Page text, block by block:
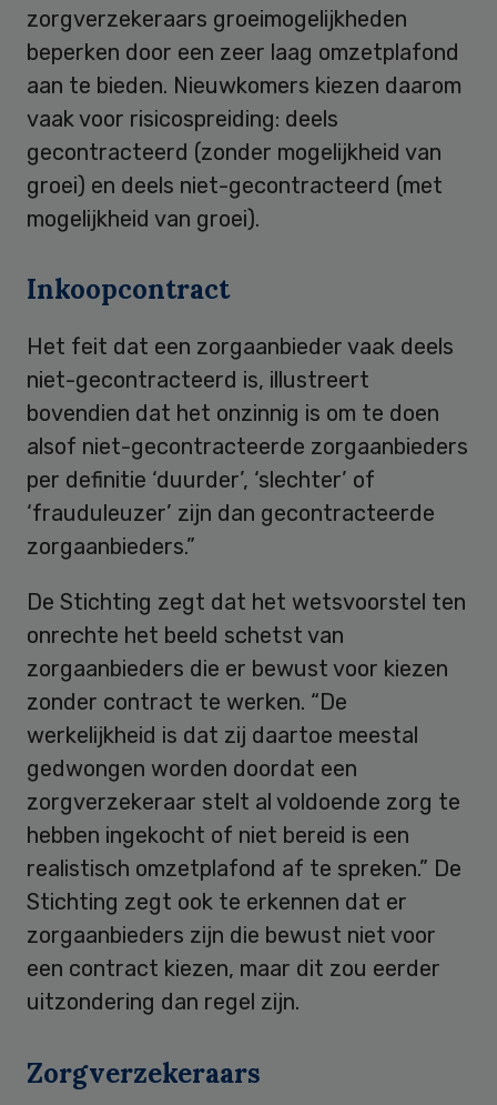
zorgverzekeraars groeimogelijkheden
beperken door een zeer laag omzetplafond
aan te bieden. Nieuwkomers kiezen daarom
vaak voor risicospreiding: deels
gecontracteerd (zonder mogelijkheid van
groei) en deels niet-gecontracteerd (met
mogelijkheid van groei).
Inkoopcontract
Het feit dat een zorgaanbieder vaak deels
niet-gecontracteerd is, illustreert
bovendien dat het onzinnig is om te doen
alsof niet-gecontracteerde zorgaanbieders
per definitie ‘duurder’, ‘slechter’ of
‘frauduleuzer’ zijn dan gecontracteerde
zorgaanbieders.”
De Stichting zegt dat het wetsvoorstel ten
onrechte het beeld schetst van
zorgaanbieders die er bewust voor kiezen
zonder contract te werken. “De
werkelijkheid is dat zij daartoe meestal
gedwongen worden doordat een
zorgverzekeraar stelt al voldoende zorg te
hebben ingekocht of niet bereid is een
realistisch omzetplafond af te spreken.” De
Stichting zegt ook te erkennen dat er
zorgaanbieders zijn die bewust niet voor
een contract kiezen, maar dit zou eerder
uitzondering dan regel zijn.
Zorgverzekeraars